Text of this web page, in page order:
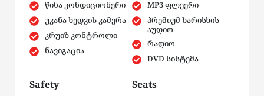
წინა კონდიციონერი
უკანა ხედვის კამერა
კრუიზ კონტროლი
ნავიგაცია
MP3 ფლეერი
პრემიუმ ხარისხის
აუდიო
რადიო
DVD სისტემა
Safety Seats